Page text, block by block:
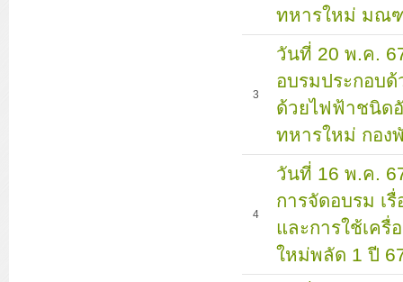
ทหารใหม่ มณ
3
วันที่ 20 พ.ค.
อบรมประกอบ
ด้วยไฟฟ้าชนิด
ทหารใหม่ กอง
4
วันที่ 16 พ.ค.
การจัดอบรม เ
และการใช้เค
ใหม่พลัด 1 ปี